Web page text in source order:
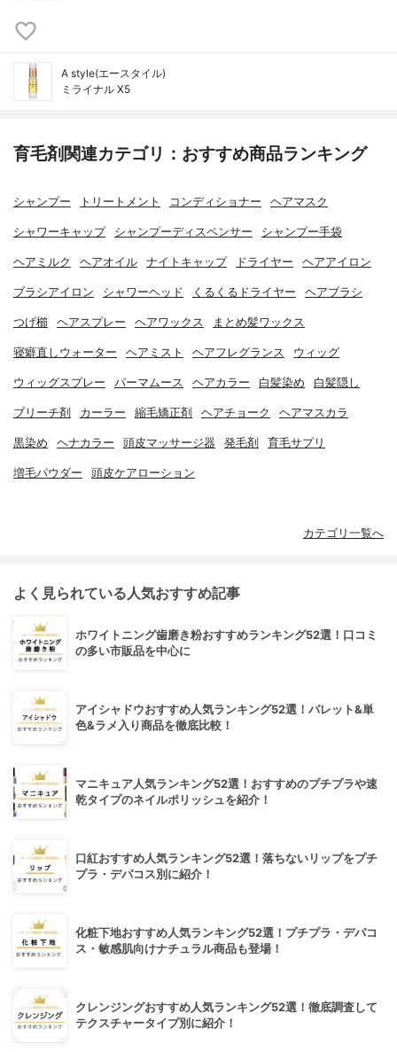
A style(エースタイル)
ミライナル X5
育毛剤関連カテゴリ：おすすめ商品ランキング
シャンプー トリートメント コンディショナー ヘアマスク
シャワーキャップ シャンプーディスペンサー シャンプー手袋
ヘアミルク ヘアオイル ナイトキャップ ドライヤー ヘアアイロン
ブラシアイロン シャワーヘッド くるくるドライヤー ヘアブラシ
つげ櫛 ヘアスプレー ヘアワックス まとめ髪ワックス
寝癖直しウォーター ヘアミスト ヘアフレグランス ウィッグ
ウィッグスプレー パーマムース ヘアカラー 白髪染め 白髪隠し
ブリーチ剤 カーラー 縮毛矯正剤 ヘアチョーク ヘアマスカラ
黒染め ヘナカラー 頭皮マッサージ器 発毛剤 育毛サプリ
増毛パウダー 頭皮ケアローション
カテゴリ一覧へ
よく見られている人気おすすめ記事
ホワイトニング歯磨き粉おすすめランキング52選！口コミ
の多い市販品を中心に
アイシャドウおすすめ人気ランキング52選！パレット&単
色&ラメ入り商品を徹底比較！
マニキュア人気ランキング52選！おすすめのプチプラや速
乾タイプのネイルポリッシュを紹介！
口紅おすすめ人気ランキング52選！落ちないリップをプチ
プラ・デパコス別に紹介！
化粧下地おすすめ人気ランキング52選！プチプラ・デパコ
ス・敏感肌向けナチュラル商品も登場！
クレンジングおすすめ人気ランキング52選！徹底調査して
テクスチャータイプ別に紹介！